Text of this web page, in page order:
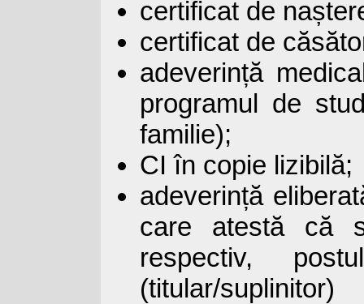
certificat de
certificat de
adeverință
programul de
familie);
CI în copie lizibilă;
adeverință
care atestă că
respectiv,
(titular/suplinitor)